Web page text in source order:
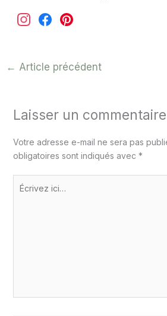
← Article précédent
Laisser un commentaire
Votre adresse e-mail ne sera pas
obligatoires sont indiqués avec *
Écrivez
ici…